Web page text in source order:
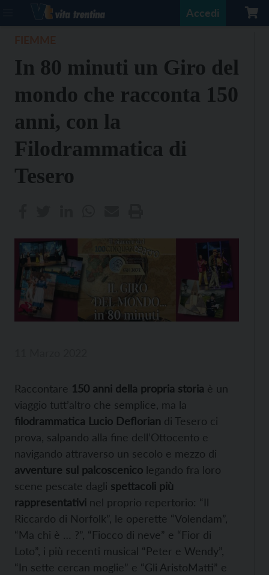
Accedi
In 80 minuti un Giro del
mondo che racconta 150
anni, con la
Filodrammatica di
Tesero
Raccontare 150 anni della propria storia è un
viaggio tutt’altro che semplice, ma la
filodrammatica Lucio Deflorian di Tesero ci
prova, salpando alla fine dell’Ottocento e
navigando attraverso un secolo e mezzo di
avventure sul palcoscenico legando fra loro
scene pescate dagli spettacoli più
rappresentativi nel proprio repertorio: “Il
Riccardo di Norfolk”, le operette “Volendam”,
“Ma chi è … ?”, “Fiocco di neve” e “Fior di
Loto”, i più recenti musical “Peter e Wendy”,
“In sette cercan moglie” e “Gli AristoMatti” e